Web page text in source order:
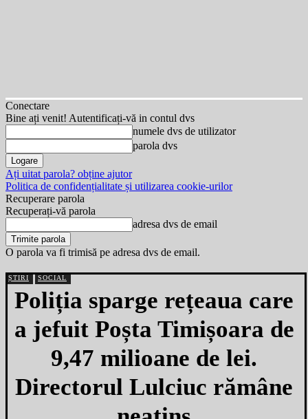
Conectare
Bine ați venit! Autentificați-vă in contul dvs
numele dvs de utilizator
parola dvs
Ați uitat parola? obține ajutor
Politica de confidențialitate și utilizarea cookie-urilor
Recuperare parola
Recuperați-vă parola
adresa dvs de email
O parola va fi trimisă pe adresa dvs de email.
ȘTIRI SOCIAL
Poliția sparge rețeaua care
a jefuit Poșta Timișoara de
9,47 milioane de lei.
Directorul Lulciuc rămâne